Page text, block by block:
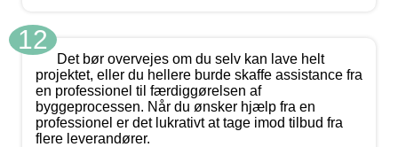
12
Det bør overvejes om du selv kan lave helt
projektet, eller du hellere burde skaffe assistance fra
en professionel til færdiggørelsen af
byggeprocessen. Når du ønsker hjælp fra en
professionel er det lukrativt at tage imod tilbud fra
flere leverandører.